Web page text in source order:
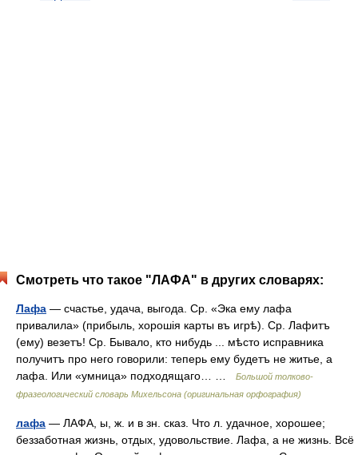
Смотреть что такое "ЛАФА" в других словарях:
Лафа — счастье, удача, выгода. Ср. «Эка ему лафа
привалила» (прибыль, хорошія карты въ игрѣ). Ср. Лафитъ
(ему) везетъ! Ср. Бывало, кто нибудь ... мѣсто исправника
получитъ про него говорили: теперь ему будетъ не житье, а
лафа. Или «умница» подходящаго… …
Большой толково-
фразеологический словарь Михельсона (оригинальная орфография)
лафа — ЛАФА, ы, ж. и в зн. сказ. Что л. удачное, хорошее;
беззаботная жизнь, отдых, удовольствие. Лафа, а не жизнь. Всё